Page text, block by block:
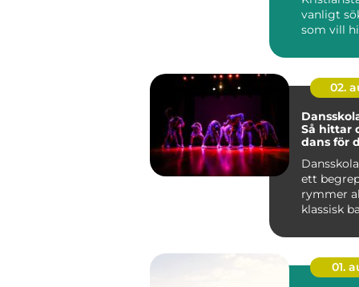
vanligt
som vill
02.
Så hittar
dans för
ett
rymmer
klassisk
01.